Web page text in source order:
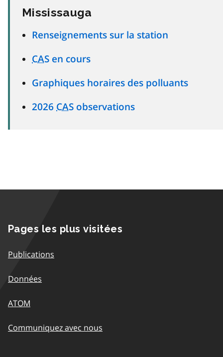
Mississauga
Renseignements sur la station
CAS en cours
Graphiques horaires des polluants
2026 CAS observations
Pages les plus visitées
Publications
Données
ATOM
Communiquez avec nous